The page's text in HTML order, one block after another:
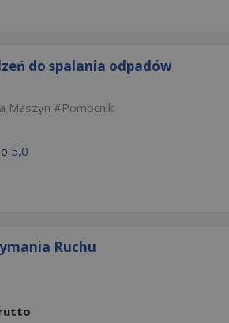
do spalania odpadów
Maszyn
Pomocnik
5,0
Ruchu